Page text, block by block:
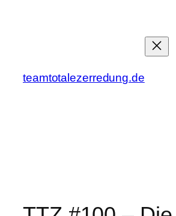
teamtotalezerredung.de